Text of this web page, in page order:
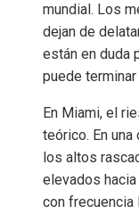
mundial. Los
dejan de
están en duda
puede terminar
En Miami, el
teórico. En
los altos
elevados
con frecuencia